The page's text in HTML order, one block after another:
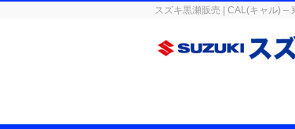
スズキ黒瀬販売 | CAL(キャル) –